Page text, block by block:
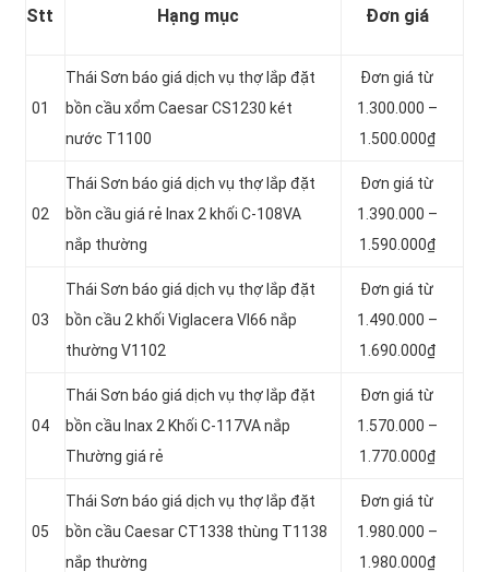
Stt Hạng mục Đơn giá
01
Thái Sơn báo giá dịch vụ thợ lắp đặt
bồn cầu xổm Caesar CS1230 két
nước T1100
Đơn giá từ
1.300.000 –
1.500.000₫
02
Thái Sơn báo giá dịch vụ thợ lắp đặt
bồn cầu giá rẻ Inax 2 khối C-108VA
nắp thường
Đơn giá từ
1.390.000 –
1.590.000₫
03
Thái Sơn báo giá dịch vụ thợ lắp đặt
bồn cầu 2 khối Viglacera VI66 nắp
thường V1102
Đơn giá từ
1.490.000 –
1.690.000₫
04
Thái Sơn báo giá dịch vụ thợ lắp đặt
bồn cầu Inax 2 Khối C-117VA nắp
Thường giá rẻ
Đơn giá từ
1.570.000 –
1.770.000₫
05
Thái Sơn báo giá dịch vụ thợ lắp đặt
bồn cầu Caesar CT1338 thùng T1138
nắp thường
Đơn giá từ
1.980.000 –
1.980.000₫